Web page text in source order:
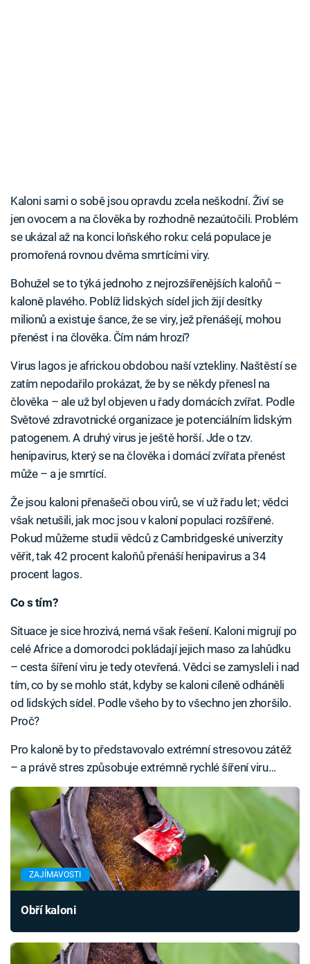
Kaloni sami o sobě jsou opravdu zcela neškodní. Živí se
jen ovocem a na člověka by rozhodně nezaútočili. Problém
se ukázal až na konci loňského roku: celá populace je
promořená rovnou dvěma smrtícími viry.
Bohužel se to týká jednoho z nejrozšířenějších kaloňů –
kaloně plavého. Poblíž lidských sídel jich žijí desítky
milionů a existuje šance, že se viry, jež přenášejí, mohou
přenést i na člověka. Čím nám hrozí?
Virus lagos je africkou obdobou naší vztekliny. Naštěstí se
zatím nepodařilo prokázat, že by se někdy přenesl na
člověka – ale už byl objeven u řady domácích zvířat. Podle
Světové zdravotnické organizace je potenciálním lidským
patogenem. A druhý virus je ještě horší. Jde o tzv.
henipavirus, který se na člověka i domácí zvířata přenést
může – a je smrtící.
Že jsou kaloni přenašeči obou virů, se ví už řadu let; vědci
však netušili, jak moc jsou v kaloní populaci rozšířené.
Pokud můžeme studii vědců z Cambridgeské univerzity
věřit, tak 42 procent kaloňů přenáší henipavirus a 34
procent lagos.
Co s tím?
Situace je sice hrozivá, nemá však řešení. Kaloni migrují po
celé Africe a domorodci pokládají jejich maso za lahůdku
– cesta šíření viru je tedy otevřená. Vědci se zamysleli i nad
tím, co by se mohlo stát, kdyby se kaloni cíleně odháněli
od lidských sídel. Podle všeho by to všechno jen zhoršilo.
Proč?
Pro kaloně by to představovalo extrémní stresovou zátěž
– a právě stres způsobuje extrémně rychlé šíření viru…
ZAJÍMAVOSTI
Obří kaloni